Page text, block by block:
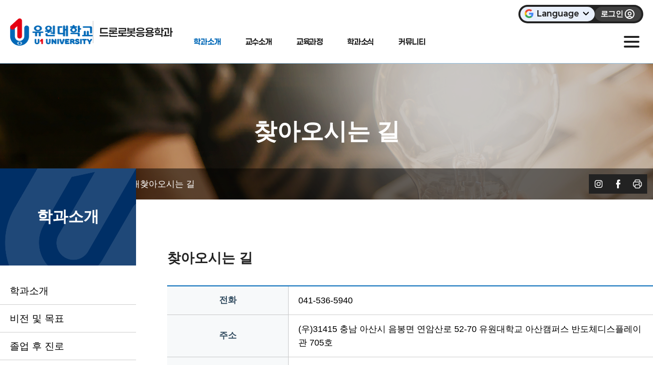
Language 로그인
드론로봇응용학과
학과소개 교수소개 교육과정 학과소식 커뮤니티
찾아오시는 길
학과소개찾아오시는 길
학과소개
학과소개
비전 및 목표
졸업 후 진로
찾아오시는 길
전화 041-536-5940
주소
(우)31415 충남 아산시 음봉면 연암산로 52-70 유원대학교 아산캠퍼스 반도체디스플레이
관 705호